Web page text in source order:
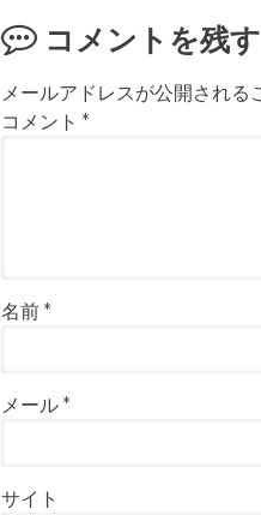
コメントを残す
メールアドレスが公開される
コメント *
名前 *
メール *
サイト